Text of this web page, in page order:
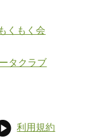
もくもく会
タクラブ
利用規約